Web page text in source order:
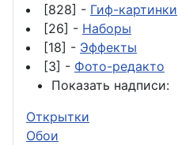
[828] - Гиф-картинки
[26] - Наборы
[18] - Эффекты
[3] - Фото-редакто
Показать надписи:
Открытки
Обои